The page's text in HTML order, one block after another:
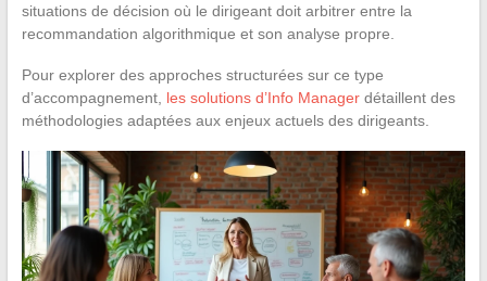
situations de décision où le dirigeant doit arbitrer entre la
recommandation algorithmique et son analyse propre.
Pour explorer des approches structurées sur ce type
d’accompagnement, les solutions d’Info Managerdétaillent des
méthodologies adaptées aux enjeux actuels des dirigeants.